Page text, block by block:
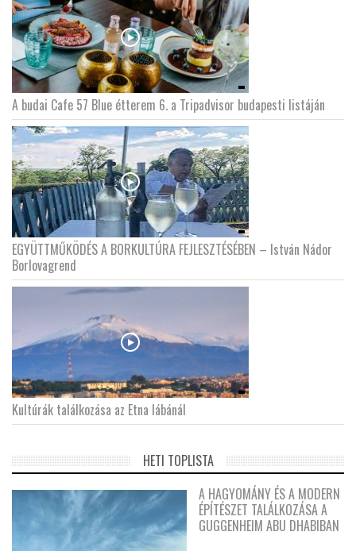
A budai Cafe 57 Blue étterem 6. a Tripadvisor budapesti listáján
EGYÜTTMŰKÖDÉS A BORKULTÚRA FEJLESZTÉSÉBEN – István Nádor
Borlovagrend
Kultúrák találkozása az Etna lábánál
HETI TOPLISTA
A HAGYOMÁNY ÉS A MODERN
ÉPÍTÉSZET TALÁLKOZÁSA A
GUGGENHEIM ABU DHABIBAN